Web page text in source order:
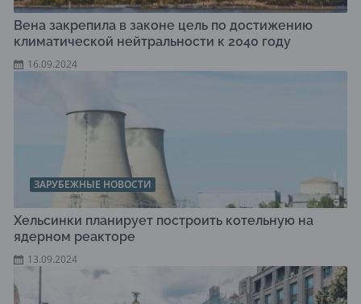
Вена закрепила в законе цель по достижению
климатической нейтральности к 2040 году
16.09.2024
ЗАРУБЕЖНЫЕ НОВОСТИ
Хельсинки планирует построить котельную на
ядерном реакторе
13.09.2024